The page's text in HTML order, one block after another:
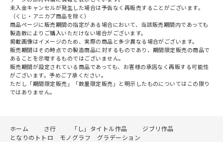
未入金キャンセルが発生した場合は予告なく再販売することがございます。
（くじ・アニカプ商品を除く）
商品ページに販売期間の指定がある場合において、当該販売期間内であっても
製造数によりご購入いただけない場合がございます。
掲載画像はイメージのため、実際の商品と多少異なる場合がございます。
販売期間はその時点での製造商品に対するものであり、期間限定販売の商品で
あることを示唆するものではございません。
販売期間が設定されている商品であっても、お客様の承諾なく再販する可能性
がございます。予めご了承ください。
ただし「期間限定販売」「数量限定販売」と明示したものについてはこの限り
ではありません。
ホーム さ行 「し」タイトル作品
ジブリ作品
となりのトトロ モノグラフ グラデーション